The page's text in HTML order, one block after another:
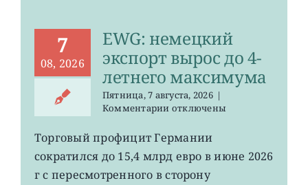
7
08, 2026
EWG: немецкий
экспорт вырос до 4-
летнего максимума
Пятница, 7 августа, 2026 |
Комментариик
EWG:
немецкий
экспорт
вырос
отключены
Торговый профицит Германии
сократился до 15,4 млрд евро в июне 2026
г с пересмотренного в сторону